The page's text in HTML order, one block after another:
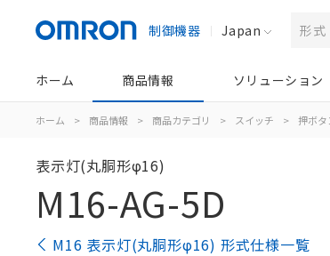
制御機器 Japan
ホーム 商品情報 ソリューション
ホーム > 商品情報 > 商品カテゴリ > スイッチ > 押ボ
表示灯(丸胴形φ16)
M16-AG-5D
M16 表示灯(丸胴形φ16) 形式仕様一覧